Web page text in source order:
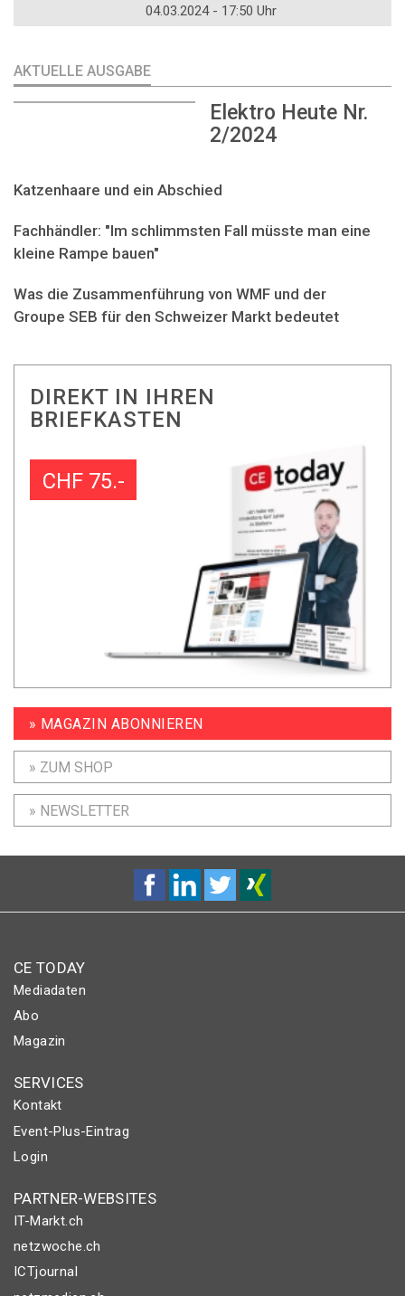
04.03.2024 - 17:50 Uhr
AKTUELLE AUSGABE
Elektro Heute Nr.
2/2024
Katzenhaare und ein Abschied
Fachhändler: "Im schlimmsten Fall müsste man eine
kleine Rampe bauen"
Was die Zusammenführung von WMF und der
Groupe SEB für den Schweizer Markt bedeutet
DIREKT IN IHREN
BRIEFKASTEN
CHF 75.-
» MAGAZIN ABONNIEREN
» ZUM SHOP
» NEWSLETTER
CE TODAY
Mediadaten
Abo
Magazin
SERVICES
Kontakt
Event-Plus-Eintrag
Login
PARTNER-WEBSITES
IT-Markt.ch
netzwoche.ch
ICTjournal